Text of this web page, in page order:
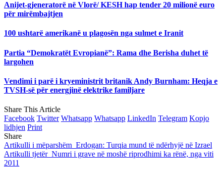
Anijet-gjeneratorë në Vlorë/ KESH hap tender 20 milionë euro
për mirëmbajtjen
100 ushtarë amerikanë u plagosën nga sulmet e Iranit
Partia “Demokratët Evropianë”: Rama dhe Berisha duhet të
largohen
Vendimi i parë i kryeministrit britanik Andy Burnham: Heqja e
TVSH-së për energjinë elektrike familjare
Share This Article
Facebook Twitter Whatsapp Whatsapp LinkedIn Telegram Kopjo
lidhjen Print
Share
Artikulli i mëparshëm Erdogan: Turqia mund të ndërhyjë në Izrael
Artikulli tjetër Numri i grave në moshë riprodhimi ka rënë, nga viti
2011